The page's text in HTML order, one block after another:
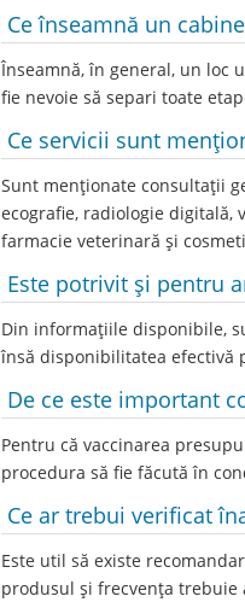
Ce înseamnă un
Înseamnă, în general, un loc
fie nevoie să separi toate
Ce servicii sunt
Sunt menționate consultații
ecografie, radiologie digitală,
farmacie veterinară și
Este potrivit și pentru
Din informațiile disponibile,
însă disponibilitatea efectivă
De ce este important
Pentru că vaccinarea
procedura să fie făcută în
Ce ar trebui verificat
Este util să existe
produsul și frecvența